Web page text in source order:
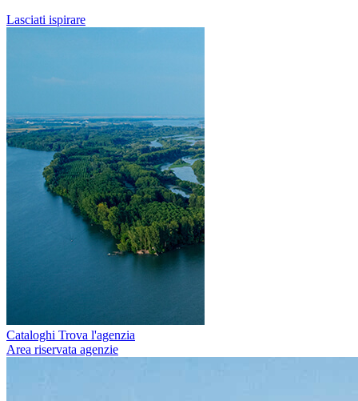
Lasciati ispirare
Cataloghi Trova l'agenzia
Area riservata agenzie